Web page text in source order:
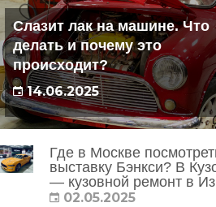
Слазит лак на машине. Что
делать и почему это
происходит?
14.06.2025
Где в Москве
выставку Бэнкси? В
— кузовной ремонт в
02.05.2025